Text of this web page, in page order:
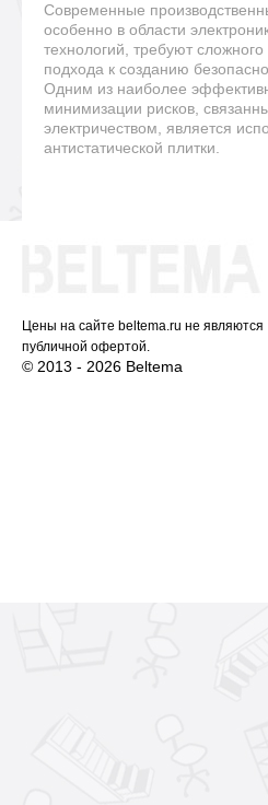
Современные
особенно в области
технологий, требуют
подхода к созданию
Одним из наиболее
минимизации рисков,
электричеством, является
антистатической плитки.
Цены на сайте beltema.ru не являются
публичной офертой.
© 2013 - 2026 Beltema